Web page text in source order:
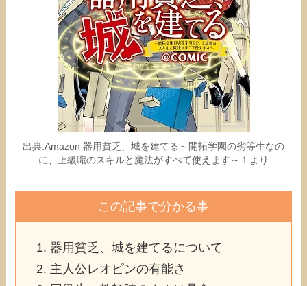
出典:Amazon 器用貧乏、城を建てる～開拓学園の劣等生なの
に、上級職のスキルと魔法がすべて使えます～１より
この記事で分かる事
器用貧乏、城を建てるについて
主人公レオピンの有能さ